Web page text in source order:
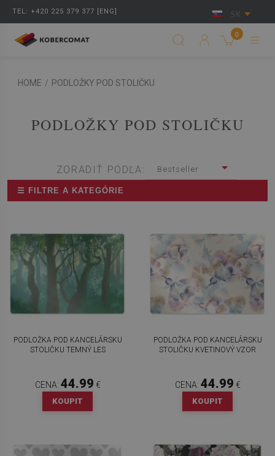
TEL: +420 225 379 377 [ENG] SK
0
HOME / PODLOŽKY POD STOLIČKU
PODLOŽKY POD STOLIČKU
ZORADIŤ PODĽA: Bestseller
☰ FILTRE A KATEGÓRIE
PODLOŽKA POD KANCELÁRSKU
STOLIČKU TEMNÝ LES
CENA: 44.99 €
KOUPIT
PODLOŽKA POD KANCELÁRSKU
STOLIČKU KVETINOVÝ VZOR
CENA: 44.99 €
KOUPIT